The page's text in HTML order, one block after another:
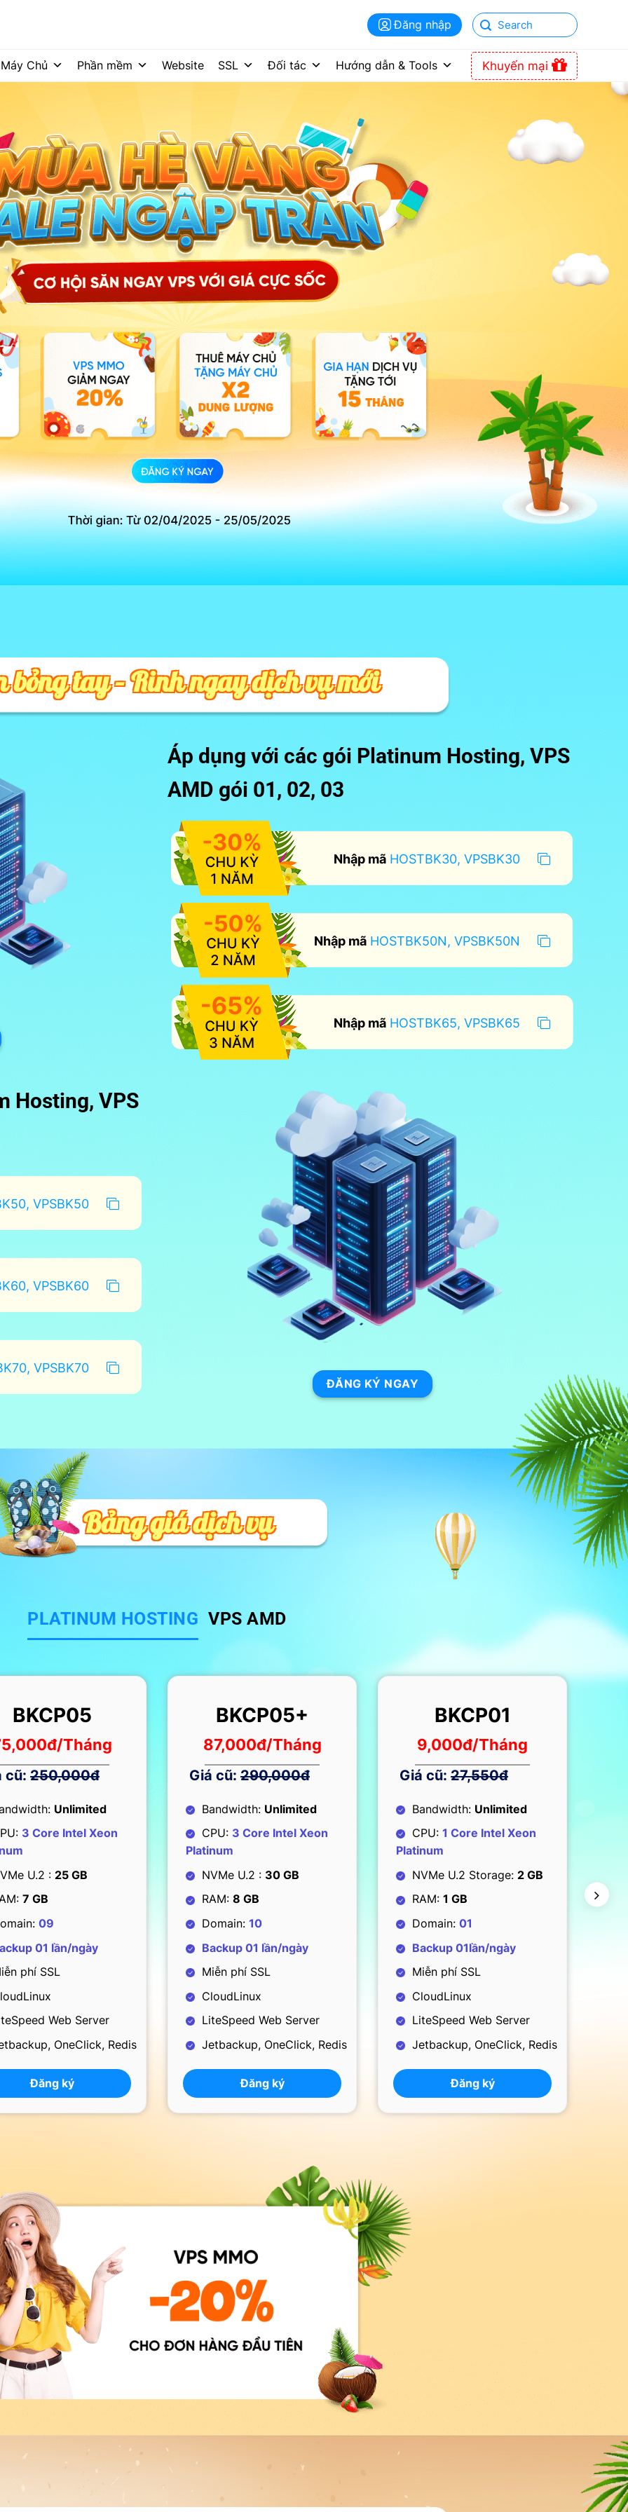
Đăng nhập
Máy Chủ Phần mềm Website SSL Đối tác Hướng dẫn & Tools Khuyến mại
bỏng tay – Rinh ngay dịch vụ mới
Áp dụng với các gói Platinum Hosting, VPS
AMD gói 01, 02, 03
Nhập mã HOSTBK30, VPSBK30
Nhập mã HOSTBK50N, VPSBK50N
Nhập mã HOSTBK65, VPSBK65
Hosting, VPS
VPSBK50
VPSBK60
VPSBK70
ĐĂNG KÝ NGAY
Bảng giá dịch vụ
PLATINUM HOSTING VPS AMD
BKCP05+
đ/Tháng
cũ: 290,000đ
Unlimited
3 Core Intel Xeon
U.2 : 30 GB
8 GB
10
01 lần/ngày
phí SSL
Web Server
OneClick, Redis
Đăng ký
BKCP01
9,000đ/Tháng
Giá cũ: 27,550đ
Bandwidth: Unlimited
CPU: 1 Core Intel Xeon
Platinum
NVMe U.2 Storage:
RAM: 1 GB
Domain: 01
Backup 01lần/ngày
Miễn phí SSL
CloudLinux
LiteSpeed Web Server
Jetbackup, OneClick, Redis
Đăng ký
BKCP02
15,000đ/Tháng
Giá cũ: 50,000đ
Bandwidth: Unlimited
CPU: 1 Core Intel Xeon
Platinum
NVMe U.2 Storage: 5 GB
RAM: 2 GB
Domain: 02
Backup 01 lần/ngày
Miễn phí SSL
CloudLinux
LiteSpeed Web Server
Jetbackup, OneClick, Redis
Đăng ký